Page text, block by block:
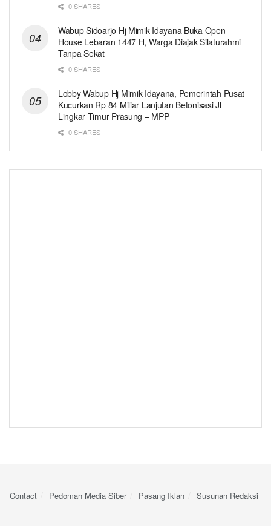
0 SHARES
Wabup Sidoarjo Hj Mimik Idayana Buka Open
House Lebaran 1447 H, Warga Diajak Silaturahmi
Tanpa Sekat
0 SHARES
Lobby Wabup Hj Mimik Idayana, Pemerintah Pusat
Kucurkan Rp 84 Miliar Lanjutan Betonisasi Jl
Lingkar Timur Prasung – MPP
0 SHARES
Contact Pedoman Media Siber Pasang Iklan Susunan Redaksi